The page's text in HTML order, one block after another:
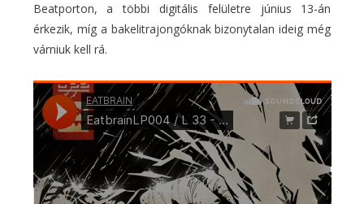
Beatporton, a többi digitális felületre június 13-án
érkezik, míg a bakelitrajongóknak bizonytalan ideig még
várniuk kell rá.